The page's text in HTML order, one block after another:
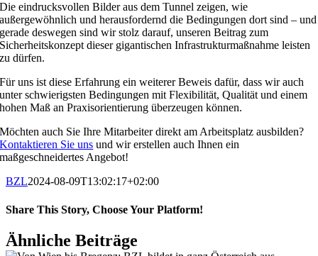
Die eindrucksvollen Bilder aus dem Tunnel zeigen, wie
außergewöhnlich und herausfordernd die Bedingungen dort sind – und
gerade deswegen sind wir stolz darauf, unseren Beitrag zum
Sicherheitskonzept dieser gigantischen Infrastrukturmaßnahme leisten
zu dürfen.
Für uns ist diese Erfahrung ein weiterer Beweis dafür, dass wir auch
unter schwierigsten Bedingungen mit Flexibilität, Qualität und einem
hohen Maß an Praxisorientierung überzeugen können.
Möchten auch Sie Ihre Mitarbeiter direkt am Arbeitsplatz ausbilden?
Kontaktieren Sie uns und wir erstellen auch Ihnen ein
maßgeschneidertes Angebot!
BZL2024-08-09T13:02:17+02:00
Share This Story, Choose Your Platform!
Facebook
X
Reddit
LinkedIn
Tumblr
Pinterest
Vk
E-
Mail
Ähnliche Beiträge